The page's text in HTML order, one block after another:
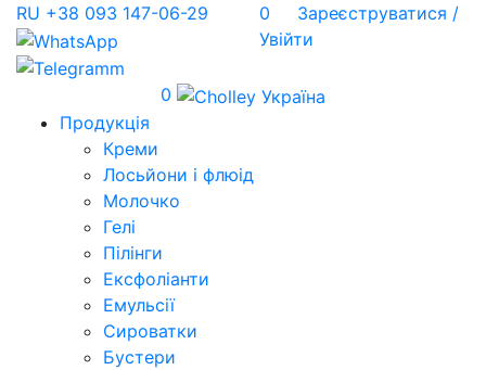
RU +38 093 147-06-29 0
Зареєструватися /
Увійти
0
Продукція
Креми
Лосьйони і флюід
Молочко
Гелі
Пілінги
Ексфоліанти
Емульсії
Сироватки
Бустери